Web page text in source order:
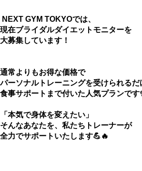
NEXT GYM TOKYOでは、
現在ブライダルダイエットモニターを
大募集しています！
通常よりもお得な価格で
パーソナルトレーニングを受けられるだ
食事サポートまで付いた人気プランです
「本気で身体を変えたい」
そんなあなたを、私たちトレーナーが
全力でサポートいたします💪🔥